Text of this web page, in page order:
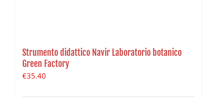
Strumento didattico Navir Laboratorio botanico
Green Factory
€35.40